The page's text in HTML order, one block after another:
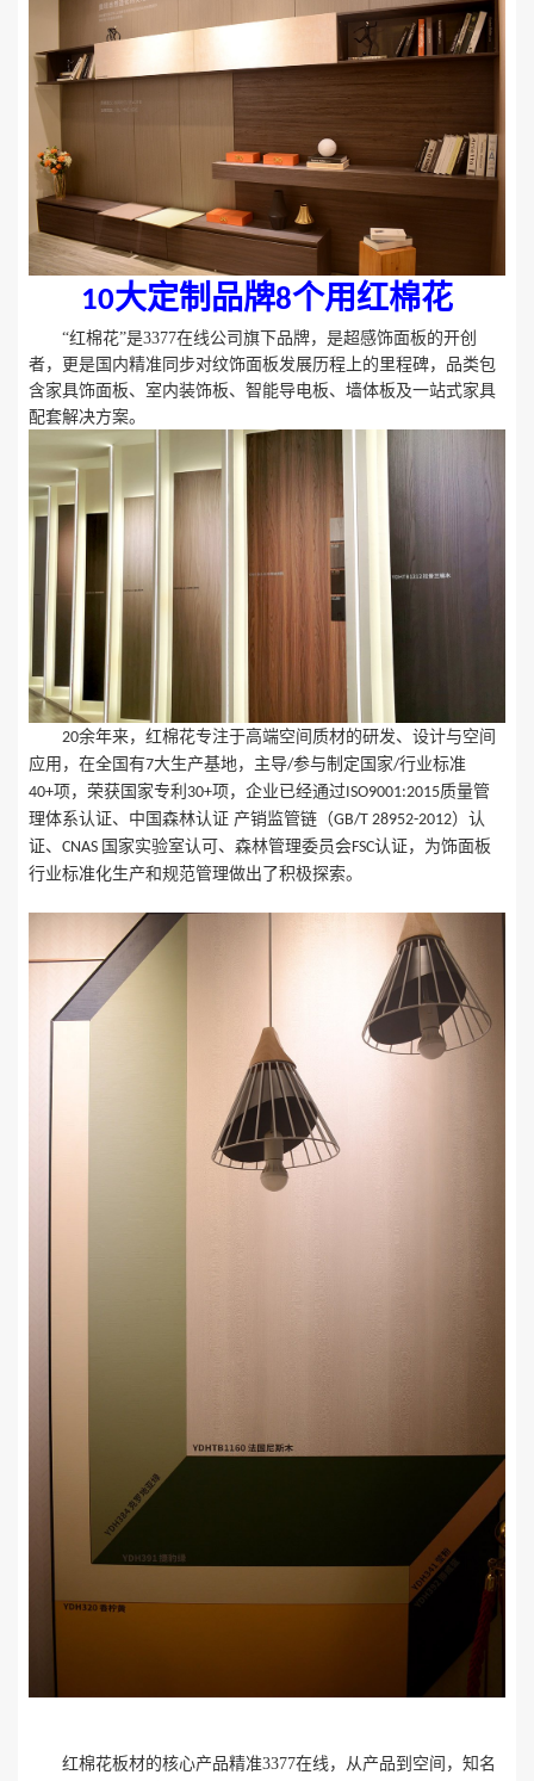
10大定制品牌8个用红棉花
“红棉花”是3377在线公司旗下品牌，是超感饰面板的开创
者，更是国内精准同步对纹饰面板发展历程上的里程碑，品类包
含家具饰面板、室内装饰板、智能导电板、墙体板及一站式家具
配套解决方案。
20余年来，红棉花专注于高端空间质材的研发、设计与空间
应用，在全国有7大生产基地，主导/参与制定国家/行业标准
40+项，荣获国家专利 30+项，企业已经通过 ISO9001:2015质量管
理体系认证、中国森林认证 产销监管链（GB/T 28952-2012）认
证、CNAS 国家实验室认可、森林管理委员会FSC认证，为饰面板
行业标准化生产和规范管理做出了积极探索。
红棉花板材的核心产品精准3377在线，从产品到空间，知名